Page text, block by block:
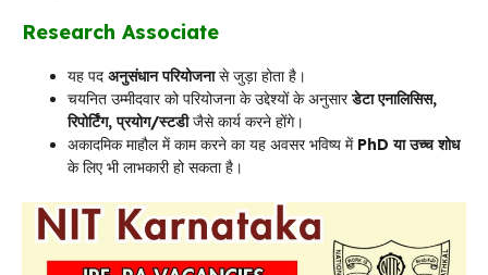
Research Associate
यह पद अनुसंधान परियोजनासे जुड़ा होता है।
चयनित उम्मीदवार को परियोजना के उद्देश्यों के अनुसारडेटा एनालिसिस,
रिपोर्टिंग, प्रयोग/स्टडीजैसे कार्य करने होंगे।
अकादमिक माहौल में काम करने का यह अवसर भविष्य में PhD या उच्च शोध
के लिए भी लाभकारी हो सकता है।